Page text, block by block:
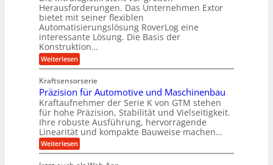
i
m
V
e
r
g
e
c
h
K
u
g
e
l
g
e
w
i
n
d
e
t
t
U
m
s
a
t
u
n
d
A
u
f
t
r
b
e
i
t
s
l
o
s
e
,
w
e
n
Herausforderungen. Das Unternehmen Extor
bietet mit seiner flexiblen
Automatisierungslösung RoverLog eine
interessante Lösung. Die Basis der
Konstruktion…
Weiterlesen:
Z
h
n
s
t
a
n
g
e
n
Kraftsensorserie
Präzision für Automotive und Maschinenbau
Kraftaufnehmer der Serie K von GTM stehen
für hohe Präzision, Stabilität und Vielseitigkeit.
Ihre robuste Ausführung, hervorragende
Linearität und kompakte Bauweise machen…
Weiterlesen:
P